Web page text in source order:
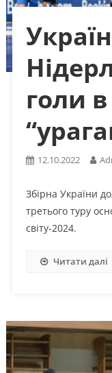
голи
12.10.2022
Збірна України
третього туру
світу-2024.
Читати далі